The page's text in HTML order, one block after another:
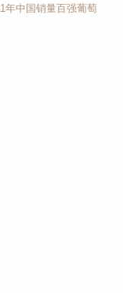
年中国销量百强葡萄